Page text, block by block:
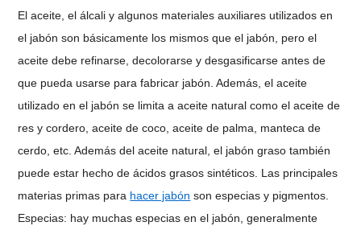
El aceite, el álcali y algunos materiales auxiliares utilizados en
el jabón son básicamente los mismos que el jabón, pero el
aceite debe refinarse, decolorarse y desgasificarse antes de
que pueda usarse para fabricar jabón. Además, el aceite
utilizado en el jabón se limita a aceite natural como el aceite de
res y cordero, aceite de coco, aceite de palma, manteca de
cerdo, etc. Además del aceite natural, el jabón graso también
puede estar hecho de ácidos grasos sintéticos. Las principales
materias primas para hacer jabón son especias y pigmentos.
Especias: hay muchas especias en el jabón, generalmente